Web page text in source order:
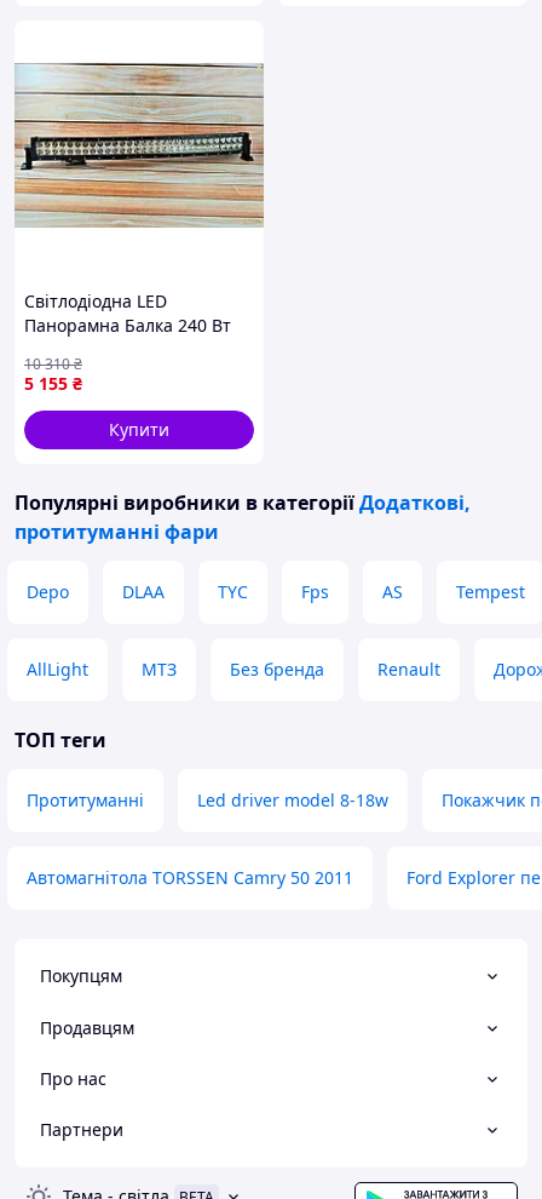
Світлодіодна LED
Панорамна Балка 240 Вт
автомобілів і
позашляховиків із
водонепроникністю IP67
5 155 ₴
10 310₴
Купити
Популярні виробники в категоріїДодаткові,
протитуманні фари
Depo DLAA TYC Fps AS Tempest
AllLight МТЗ Без бренда Renault
ТОП теги
Протитуманні Led driver model 8-18w Покажчик
Автомагнітола TORSSEN Camry 50 2011 Ford Explorer
Покупцям
Продавцям
Про нас
Партнери